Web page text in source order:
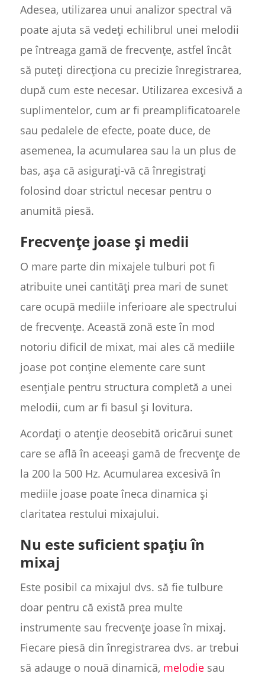
Adesea, utilizarea unui analizor spectral vă
poate ajuta să vedeți echilibrul unei melodii
pe întreaga gamă de frecvențe, astfel încât
să puteți direcționa cu precizie înregistrarea,
după cum este necesar. Utilizarea excesivă a
suplimentelor, cum ar fi preamplificatoarele
sau pedalele de efecte, poate duce, de
asemenea, la acumularea sau la un plus de
bas, așa că asigurați-vă că înregistrați
folosind doar strictul necesar pentru o
anumită piesă.
Frecvențe joase și medii
O mare parte din mixajele tulburi pot fi
atribuite unei cantități prea mari de sunet
care ocupă mediile inferioare ale spectrului
de frecvențe. Această zonă este în mod
notoriu dificil de mixat, mai ales că mediile
joase pot conține elemente care sunt
esențiale pentru structura completă a unei
melodii, cum ar fi basul și lovitura.
Acordați o atenție deosebită oricărui sunet
care se află în aceeași gamă de frecvențe de
la 200 la 500 Hz. Acumularea excesivă în
mediile joase poate îneca dinamica și
claritatea restului mixajului.
Nu este suficient spațiu în
mixaj
Este posibil ca mixajul dvs. să fie tulbure
doar pentru că există prea multe
instrumente sau frecvențe joase în mixaj.
Fiecare piesă din înregistrarea dvs. ar trebui
să adauge o nouă dinamică, melodiesau